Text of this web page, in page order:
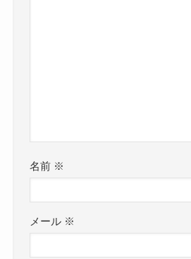
名前 ※
メール ※